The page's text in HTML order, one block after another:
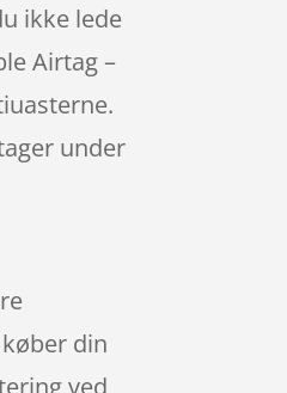
ikke lede
Airtag –
under
din
ved